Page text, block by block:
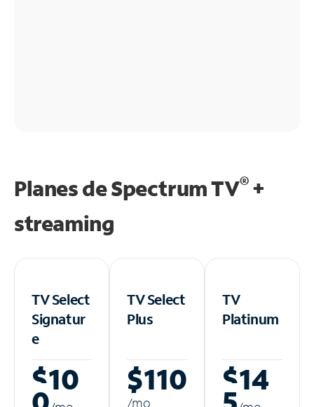
Planes de Spectrum TV®+
streaming
TV Select
Signatur
e
$10
TV Select
Plus
$110
/mo
TV
Platinum
$14